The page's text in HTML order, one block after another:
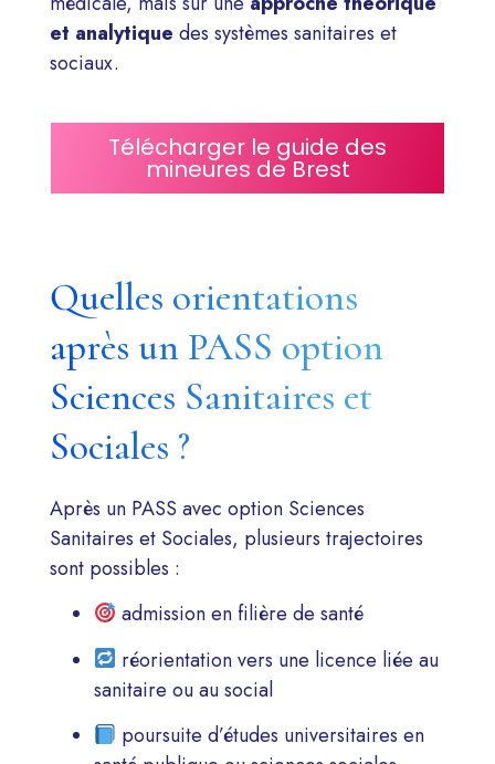
et analytique des systèmes sanitaires et
sociaux.
Télécharger le guide des
mineures de Brest
Quelles orientations
après un PASS option
Sciences Sanitaires et
Sociales ?
Après un PASS avec option Sciences
Sanitaires et Sociales, plusieurs trajectoires
sont possibles :
admission en filière de santé
réorientation vers une licence liée au
sanitaire ou au social
poursuite d’études universitaires en